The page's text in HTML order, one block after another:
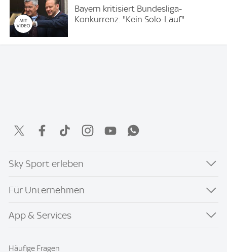
Bayern kritisiert Bundesliga-
Konkurrenz: "Kein Solo-Lauf"
Sky Sport erleben
Für Unternehmen
App & Services
Häufige Fragen